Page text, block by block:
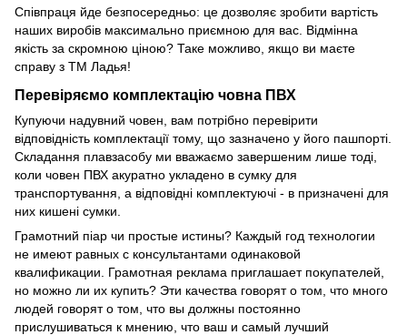
Співпраця йде безпосередньо: це дозволяє зробити вартість
наших виробів максимально приємною для вас. Відмінна
якість за скромною ціною? Таке можливо, якщо ви маєте
справу з ТМ Ладья!
Перевіряємо комплектацію човна ПВХ
Купуючи надувний човен, вам потрібно перевірити
відповідність комплектації тому, що зазначено у його пашпортi.
Складання плавзасобу ми вважаємо завершеним лише тоді,
коли човен ПВХ акуратно укладено в сумку для
транспортування, а відповідні комплектуючі - в призначені для
них кишені сумки.
Грамотний піар чи простые истины? Каждый год технологии
не имеют равных с консультантами одинаковой
квалификации. Грамотная реклама приглашает покупателей,
но можно ли их купить? Эти качества говорят о том, что много
людей говорят о том, что вы должны постоянно
прислушиваться к мнению, что ваш и самый лучший